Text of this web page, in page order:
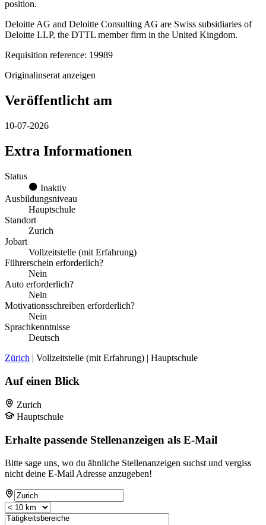
position.
Deloitte AG and Deloitte Consulting AG are Swiss subsidiaries of
Deloitte LLP, the DTTL member firm in the United Kingdom.
Requisition reference: 19989
Originalinserat anzeigen
Veröffentlicht am
10-07-2026
Extra Informationen
Status
Inaktiv
Ausbildungsniveau
Hauptschule
Standort
Zurich
Jobart
Vollzeitstelle (mit Erfahrung)
Führerschein erforderlich?
Nein
Auto erforderlich?
Nein
Motivationsschreiben erforderlich?
Nein
Sprachkenntnisse
Deutsch
Zürich | Vollzeitstelle (mit Erfahrung) | Hauptschule
Auf einen Blick
Zurich
Hauptschule
Erhalte passende Stellenanzeigen als E-Mail
Bitte sage uns, wo du ähnliche Stellenanzeigen suchst und vergiss
nicht deine E-Mail Adresse anzugeben!